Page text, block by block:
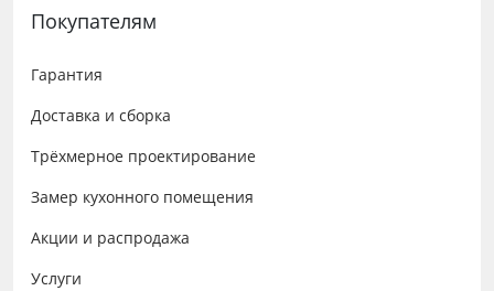
Покупателям
Гарантия
Доставка и сборка
Трёхмерное проектирование
Замер кухонного помещения
Акции и распродажа
Услуги